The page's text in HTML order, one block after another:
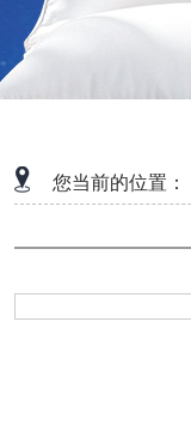
您当前的位置：